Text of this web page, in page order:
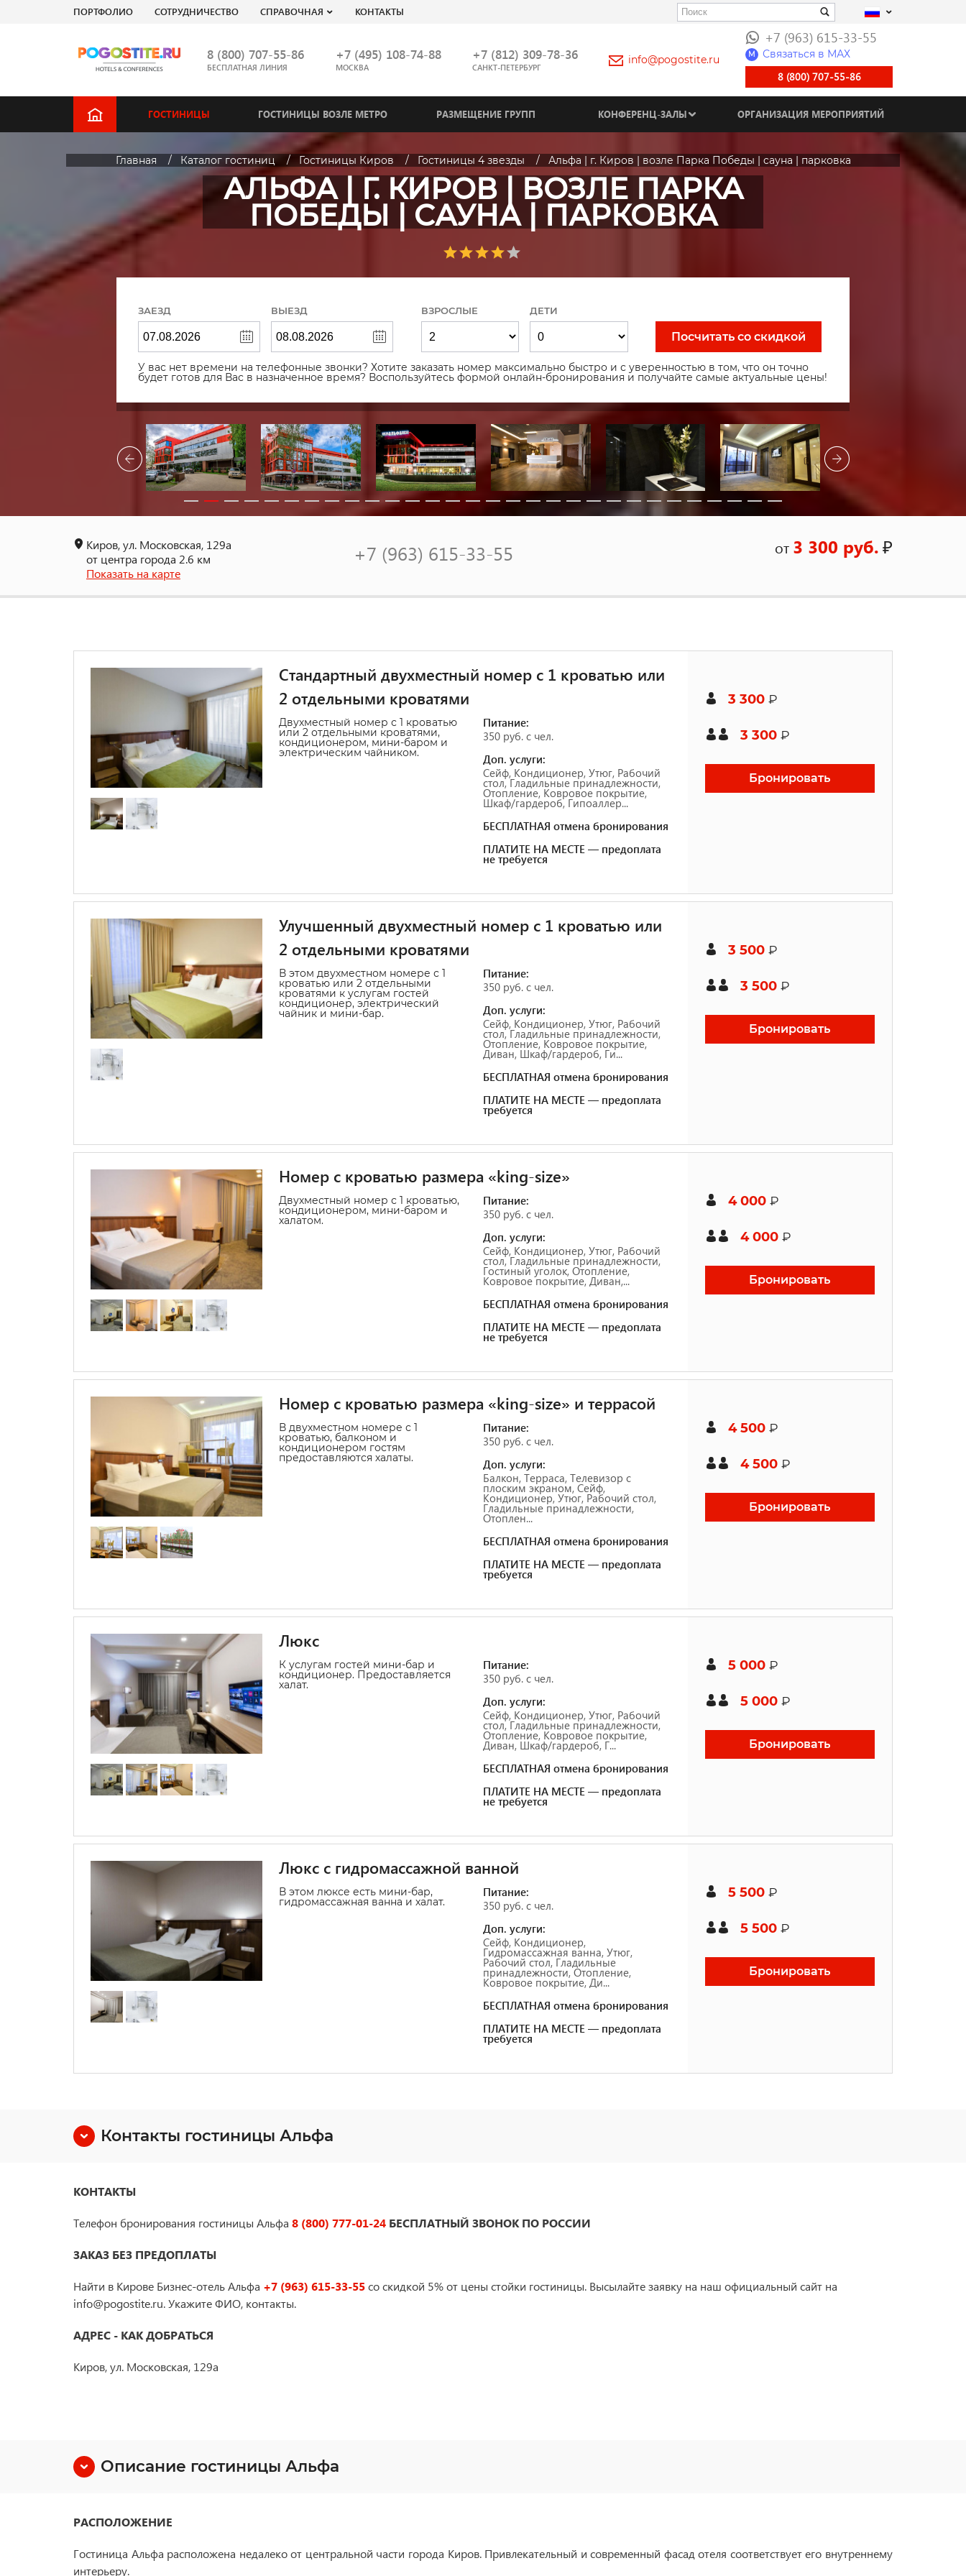
ПОРТФОЛИО СОТРУДНИЧЕСТВО СПРАВОЧНАЯ КОНТАКТЫ
8 (800) 707-55-86
БЕСПЛАТНАЯ ЛИНИЯ
+7 (495) 108-74-88
МОСКВА
+7 (812) 309-78-36
САНКТ-ПЕТЕРБУРГ
info@pogostite.ru
+7 (963) 615-33-55
M Связаться в МАХ
8 (800) 707-55-86
ГОСТИНИЦЫ ГОСТИНИЦЫ ВОЗЛЕ МЕТРО РАЗМЕЩЕНИЕ ГРУПП КОНФЕРЕНЦ-ЗАЛЫ ОРГАНИЗАЦИЯ МЕРОПРИЯТИЙ
Главная Каталог гостиниц Гостиницы Киров Гостиницы 4 звезды Альфа | г. Киров | возле Парка Победы | cауна | парковка
АЛЬФА | Г. КИРОВ | ВОЗЛЕ ПАРКА
ПОБЕДЫ | CАУНА | ПАРКОВКА
ЗАЕЗД ВЫЕЗД ВЗРОСЛЫЕ ДЕТИ
Посчитать со скидкой
У вас нет времени на телефонные звонки? Хотите заказать номер максимально быстро и с уверенностью в том, что он точно
будет готов для Вас в назначенное время? Воспользуйтесь формой онлайн-бронирования и получайте самые актуальные цены!
Киров, ул. Московская, 129а
от центра города 2.6 км
Показать на карте
+7 (963) 615-33-55 от 3 300 руб.₽
Стандартный двухместный номер с 1 кроватью или
2 отдельными кроватями
Двухместный номер с 1 кроватью
или 2 отдельными кроватями,
кондиционером, мини-баром и
электрическим чайником.
Питание:
350 руб. с чел.
Доп. услуги:
Сейф, Кондиционер, Утюг, Рабочий
стол, Гладильные принадлежности,
Отопление, Ковровое покрытие,
Шкаф/гардероб, Гипоаллер...
БЕСПЛАТНАЯ отмена бронирования
ПЛАТИТЕ НА МЕСТЕ — предоплата
не требуется
3 300 ₽
3 300 ₽
Бронировать
Улучшенный двухместный номер с 1 кроватью или
2 отдельными кроватями
В этом двухместном номере с 1
кроватью или 2 отдельными
кроватями к услугам гостей
кондиционер, электрический
чайник и мини-бар.
Питание:
350 руб. с чел.
Доп. услуги:
Сейф, Кондиционер, Утюг, Рабочий
стол, Гладильные принадлежности,
Отопление, Ковровое покрытие,
Диван, Шкаф/гардероб, Ги...
БЕСПЛАТНАЯ отмена бронирования
ПЛАТИТЕ НА МЕСТЕ — предоплата
требуется
3 500 ₽
3 500 ₽
Бронировать
Номер с кроватью размера «king-size»
Двухместный номер с 1 кроватью,
кондиционером, мини-баром и
халатом.
Питание:
350 руб. с чел.
Доп. услуги:
Сейф, Кондиционер, Утюг, Рабочий
стол, Гладильные принадлежности,
Гостиный уголок, Отопление,
Ковровое покрытие, Диван,...
БЕСПЛАТНАЯ отмена бронирования
ПЛАТИТЕ НА МЕСТЕ — предоплата
не требуется
4 000 ₽
4 000 ₽
Бронировать
Номер с кроватью размера «king-size» и террасой
В двухместном номере с 1
кроватью, балконом и
кондиционером гостям
предоставляются халаты.
Питание:
350 руб. с чел.
Доп. услуги:
Балкон, Терраса, Телевизор с
плоским экраном, Сейф,
Кондиционер, Утюг, Рабочий стол,
Гладильные принадлежности,
Отоплен...
БЕСПЛАТНАЯ отмена бронирования
ПЛАТИТЕ НА МЕСТЕ — предоплата
требуется
4 500 ₽
4 500 ₽
Бронировать
Люкс
К услугам гостей мини-бар и
кондиционер. Предоставляется
халат.
Питание:
350 руб. с чел.
Доп. услуги:
Сейф, Кондиционер, Утюг, Рабочий
стол, Гладильные принадлежности,
Отопление, Ковровое покрытие,
Диван, Шкаф/гардероб, Г...
БЕСПЛАТНАЯ отмена бронирования
ПЛАТИТЕ НА МЕСТЕ — предоплата
не требуется
5 000 ₽
5 000 ₽
Бронировать
Люкс с гидромассажной ванной
В этом люксе есть мини-бар,
гидромассажная ванна и халат.
Питание:
350 руб. с чел.
Доп. услуги:
Сейф, Кондиционер,
Гидромассажная ванна, Утюг,
Рабочий стол, Гладильные
принадлежности, Отопление,
Ковровое покрытие, Ди...
БЕСПЛАТНАЯ отмена бронирования
ПЛАТИТЕ НА МЕСТЕ — предоплата
требуется
5 500 ₽
5 500 ₽
Бронировать
Контакты гостиницы Альфа
КОНТАКТЫ
Телефон бронирования гостиницы Альфа 8 (800) 777-01-24 БЕСПЛАТНЫЙ ЗВОНОК ПО РОССИИ
ЗАКАЗ БЕЗ ПРЕДОПЛАТЫ
Найти в Кирове Бизнес-отель Альфа +7 (963) 615-33-55со скидкой 5% от цены стойки гостиницы. Высылайте заявку на наш официальный сайт на
info@pogostite.ru. Укажите ФИО, контакты.
АДРЕС - КАК ДОБРАТЬСЯ
Киров, ул. Московская, 129а
Описание гостиницы Альфа
РАСПОЛОЖЕНИЕ
Гостиница Альфа расположена недалеко от центральной части города Киров. Привлекательный и современный фасад отеля соответствует его внутреннему
интерьеру.